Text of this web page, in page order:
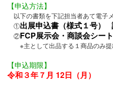
【申込方法】
以下の書類を下記担当者あて電子
①出展申込書（様式１号）
②FCP展示会・商談会シー
※主として出品する１商品のみ提
【申込期限】
令和３年７月 12日（月）